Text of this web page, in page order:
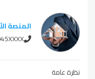
المنصة
نظرة عامة